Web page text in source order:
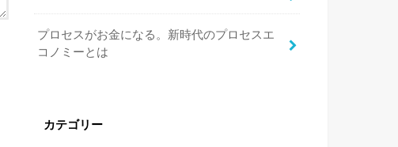
プロセスがお金になる。新時代のプロセスエ
コノミーとは
カテゴリー